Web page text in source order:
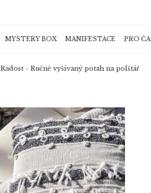
MYSTERY BOX MANIFESTACE PRO
Radost - Ručně vyšívaný potah na polštář
Co